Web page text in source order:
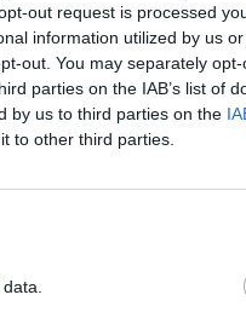
out request is processed
information utilized by us
out. You may separately
parties on the IAB’s list of
by us to third parties on the
to other third parties.
του
προκαλεί η
οι
5